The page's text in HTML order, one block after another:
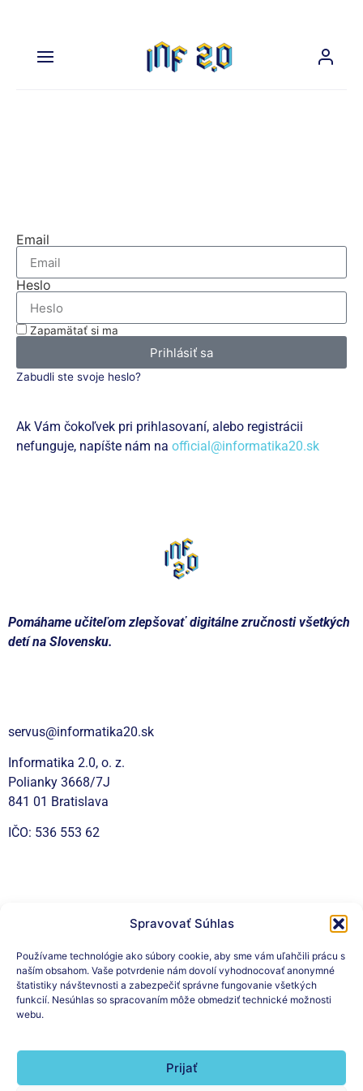
Spravovať Súhlas
Používame technológie ako súbory cookie, aby sme vám uľahčili prácu s
naším obsahom. Vaše potvrdenie nám dovolí vyhodnocovať anonymné
štatistiky návštevnosti a zabezpečiť správne fungovanie všetkých
funkcií. Nesúhlas so spracovaním môže obmedziť technické možnosti
webu.
Prijať
Email
Heslo
Zapamätať si ma
Prihlásiť sa
Zabudli ste svoje heslo?
Ak Vám čokoľvek pri prihlasovaní, alebo registrácii
nefunguje, napíšte nám na official@informatika20.sk
Pomáhame učiteľom zlepšovať digitálne zručnosti všetkých
detí na Slovensku.
servus@informatika20.sk
Informatika 2.0, o. z.
Polianky 3668/7J
841 01 Bratislava
IČO: 536 553 62
Prihláste sa na odber nášho
newslettera